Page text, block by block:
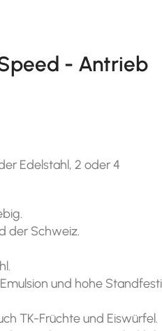
- Antrieb
Edelstahl, 2 oder 4
der Schweiz.
und hohe
TK-Früchte und Eiswürfel.